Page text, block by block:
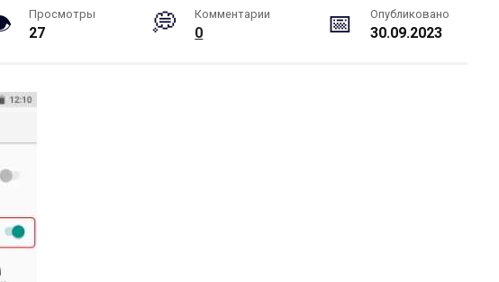
Просмотры
27
Комментарии
0
Опубликовано
30.09.2023